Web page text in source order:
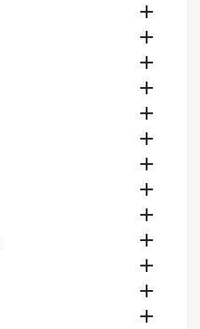












